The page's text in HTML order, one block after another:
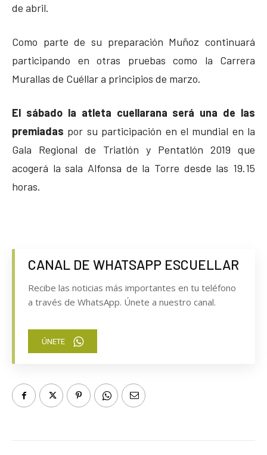
de abril.
Como parte de su preparación Muñoz continuará
participando en otras pruebas como la Carrera
Murallas de Cuéllar a principios de marzo.
El sábado la atleta cuellarana será una de las
premiadas por su participación en el mundial en la
Gala Regional de Triatlón y Pentatlón 2019 que
acogerá la sala Alfonsa de la Torre desde las 19.15
horas.
CANAL DE WHATSAPP ESCUELLAR
Recibe las noticias más importantes en tu teléfono
a través de WhatsApp. Únete a nuestro canal.
ÚNETE